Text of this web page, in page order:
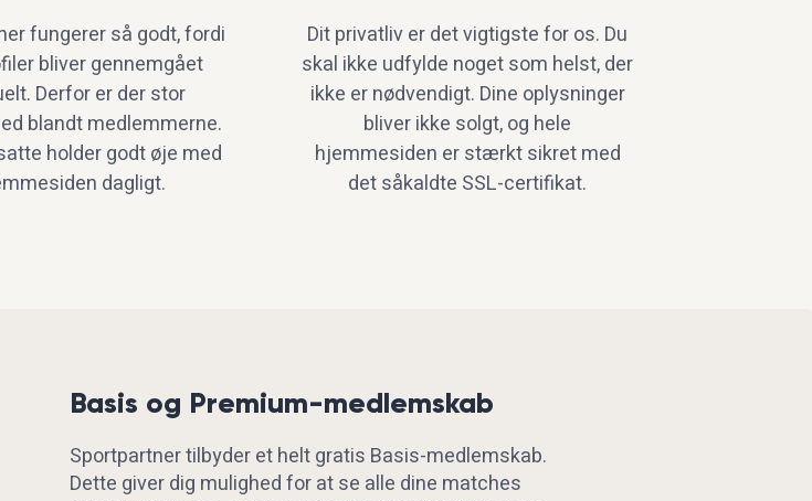
fungerer så godt, fordi
bliver gennemgået
Derfor er der stor
blandt medlemmerne.
holder godt øje med
dagligt.
Dit privatliv er det vigtigste for os. Du
skal ikke udfylde noget som helst, der
ikke er nødvendigt. Dine oplysninger
bliver ikke solgt, og hele
hjemmesiden er stærkt sikret med
det såkaldte SSL-certifikat.
Basis og Premium-medlemskab
Sportpartner tilbyder et helt gratis Basis-medlemskab.
Dette giver dig mulighed for at se alle dine matches